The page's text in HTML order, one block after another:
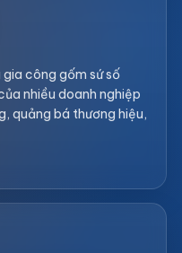
gia công gốm sứ số
nhiều doanh nghiệp
quảng bá thương hiệu,